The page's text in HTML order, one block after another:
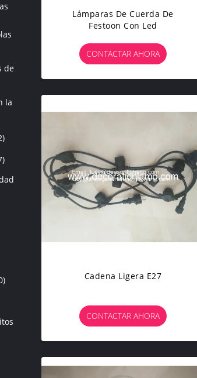
de
la
Lámparas De Cuerda De
Festoon Con Led
CONTACTAR AHORA
Cadena Ligera E27
CONTACTAR AHORA